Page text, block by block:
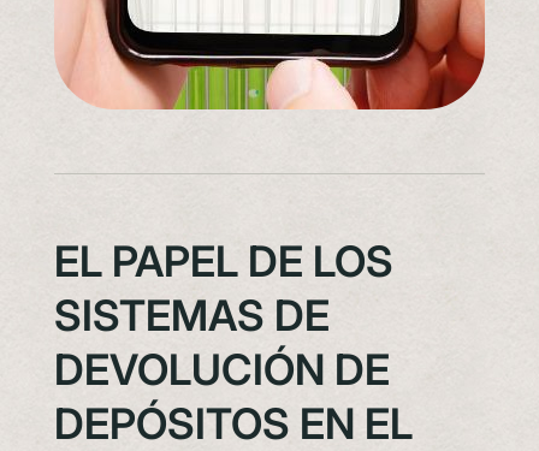
EL PAPEL DE LOS
SISTEMAS DE
DEVOLUCIÓN DE
DEPÓSITOS EN EL